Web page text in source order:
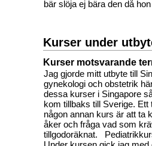
bär slöja ej bära den då
Kurser under
Kurser motsvarande
Jag gjorde mitt utbyte till
gynekologi och obstetrik
dessa kurser i Singapore
kom tillbaks till Sverige.
någon annan kurs är att ta
åker och fråga vad som
tillgodoräknat.